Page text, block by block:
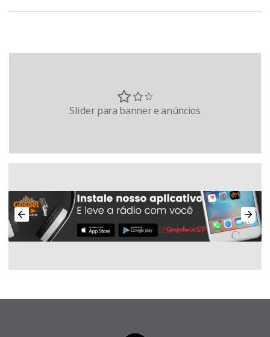
Slider para banner e anúncios